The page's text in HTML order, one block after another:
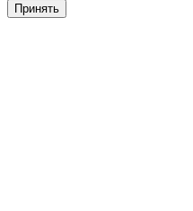
Принять